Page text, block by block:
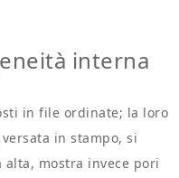
interna
in file ordinate; la loro
in stampo, si
mostra invece pori